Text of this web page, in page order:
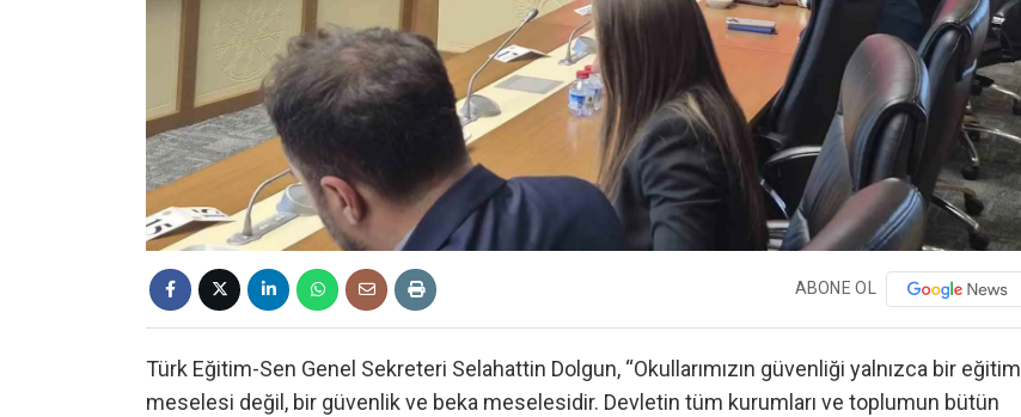
ABONE OL
Türk Eğitim-Sen Genel Sekreteri Selahattin Dolgun, “Okullarımızın güvenliği yalnızca bir eğitim
meselesi değil, bir güvenlik ve beka meselesidir. Devletin tüm kurumları ve toplumun bütün